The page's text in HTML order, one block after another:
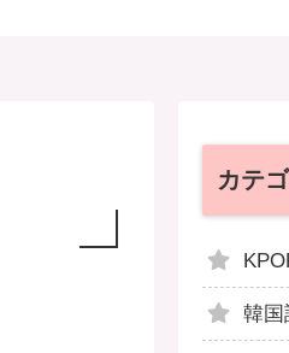
カテ
韓国